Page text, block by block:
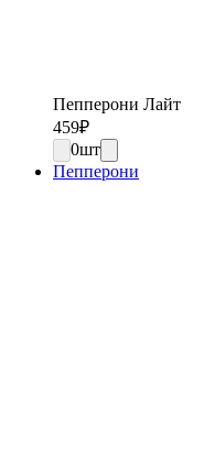
Пепперони Лайт
459₽
0шт
Пепперони